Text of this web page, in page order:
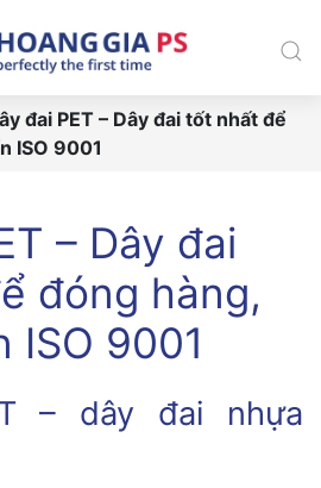
đai PET – Dây đai tốt nhất để
ISO 9001
– Dây đai
đóng hàng,
ISO 9001
– dây đai nhựa